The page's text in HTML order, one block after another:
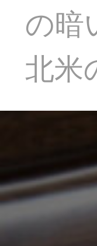
の暗
北米